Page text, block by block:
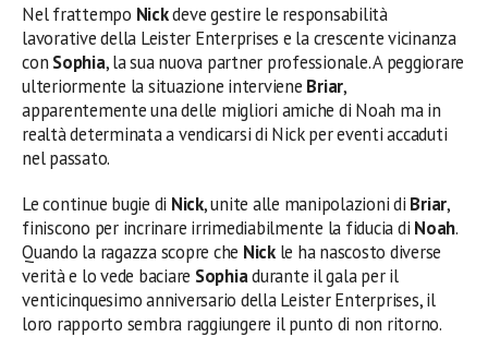
Nel frattempo Nickdeve gestire le responsabilità
lavorative della Leister Enterprises e la crescente vicinanza
con Sophia, la sua nuova partner professionale. A peggiorare
ulteriormente la situazione interviene Briar,
apparentemente una delle migliori amiche di Noah ma in
realtà determinata a vendicarsi di Nick per eventi accaduti
nel passato.
Le continue bugie di Nick, unite alle manipolazioni di Briar,
finiscono per incrinare irrimediabilmente la fiducia di Noah.
Quando la ragazza scopre che Nickle ha nascosto diverse
verità e lo vede baciare Sophiadurante il gala per il
venticinquesimo anniversario della Leister Enterprises, il
loro rapporto sembra raggiungere il punto di non ritorno.